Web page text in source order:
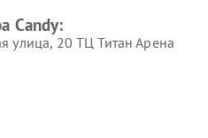
Candy:
улица, 20 ТЦ Титан Арена